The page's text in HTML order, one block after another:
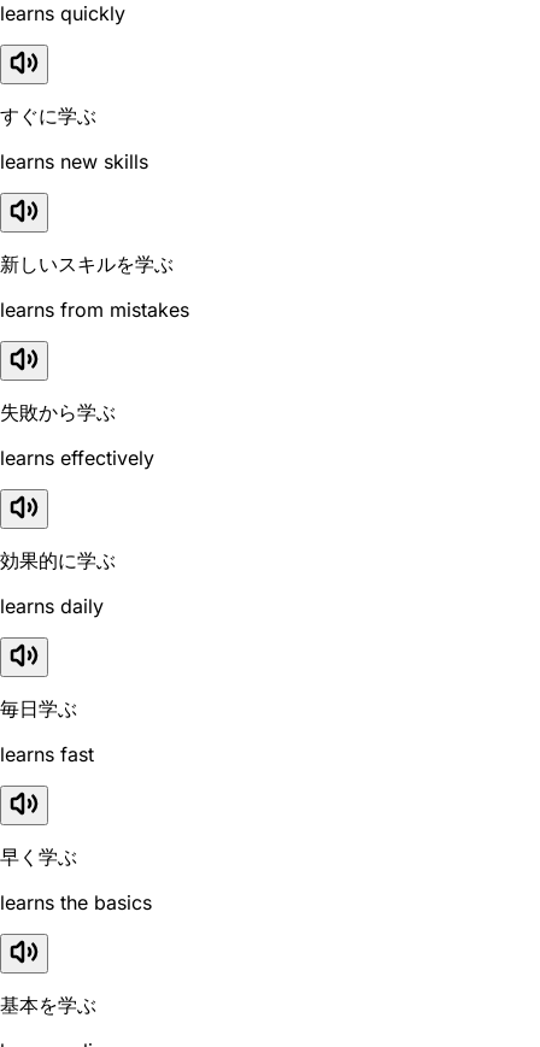
learns quickly
すぐに学ぶ
learns new skills
新しいスキルを学ぶ
learns from mistakes
失敗から学ぶ
learns effectively
効果的に学ぶ
learns daily
毎日学ぶ
learns fast
早く学ぶ
learns the basics
基本を学ぶ